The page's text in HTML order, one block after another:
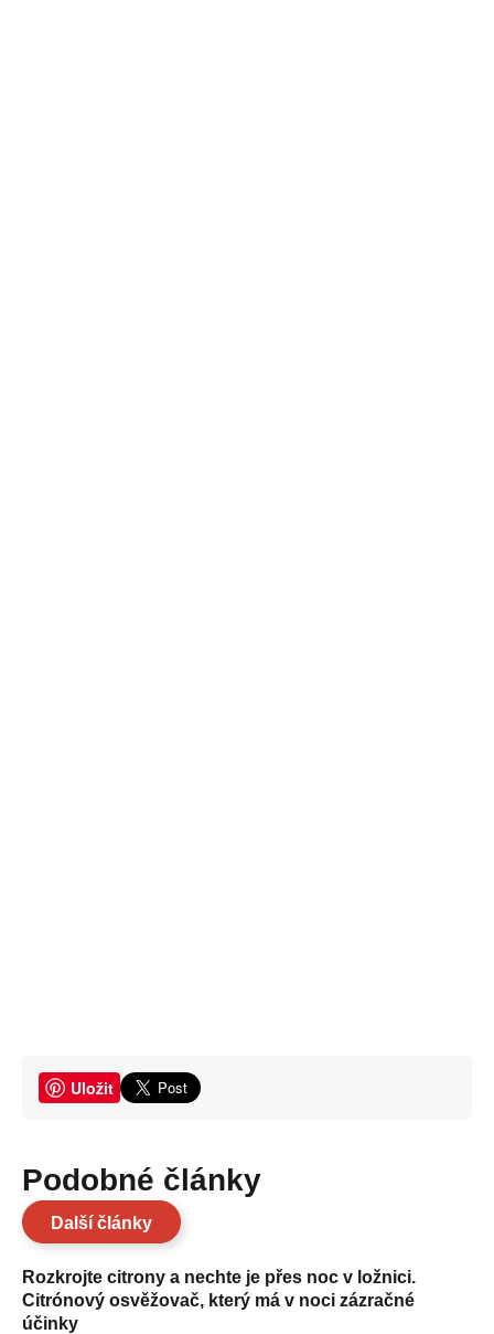
Uložit
Podobné články
Další články
Rozkrojte citrony a nechte je přes noc v ložnici.
Citrónový osvěžovač, který má v noci zázračné
účinky